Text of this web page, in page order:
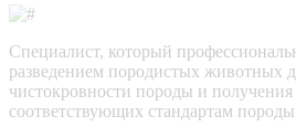
Специалист, который
разведением породистых животных
чистокровности породы и получения
соответствующих стандартам